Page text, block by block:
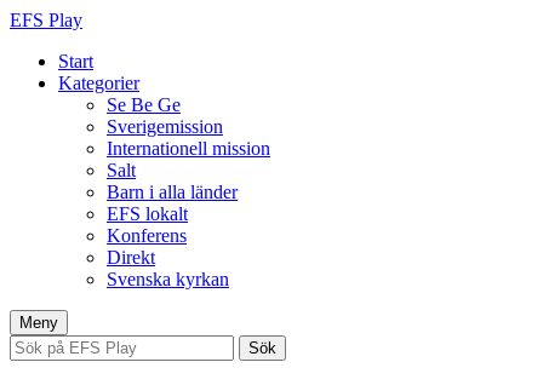
EFS Play
Start
Kategorier
Se Be Ge
Sverigemission
Internationell mission
Salt
Barn i alla länder
EFS lokalt
Konferens
Direkt
Svenska kyrkan
Meny Hoppa
till
innehåll
Sök
efter: